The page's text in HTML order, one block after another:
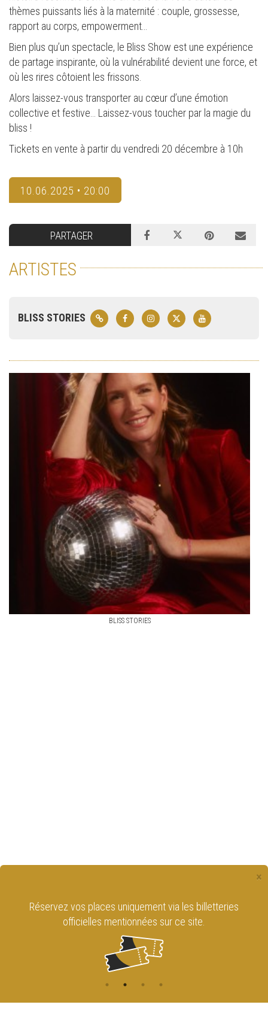
thèmes puissants liés à la maternité : couple, grossesse,
rapport au corps, empowerment…
Bien plus qu’un spectacle, le Bliss Show est une expérience
de partage inspirante, où la vulnérabilité devient une force, et
où les rires côtoient les frissons.
Alors laissez-vous transporter au cœur d’une émotion
collective et festive… Laissez-vous toucher par la magie du
bliss !
Tickets en vente à partir du vendredi 20 décembre à 10h
10.06.2025 • 20:00
PARTAGER
ARTISTES
BLISS STORIES
BLISS STORIES
×
Réservez vos places uniquement via les billetteries
officielles mentionnées sur ce site.